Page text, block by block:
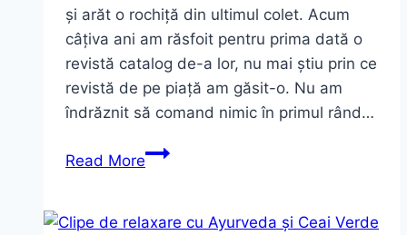
și arăt o rochiță din ultimul colet. Acum
câțiva ani am răsfoit pentru prima dată o
revistă catalog de-a lor, nu mai știu prin ce
revistă de pe piață am găsit-o. Nu am
îndrăznit să comand nimic în primul rând…
Read MorePrimele
Bonprix